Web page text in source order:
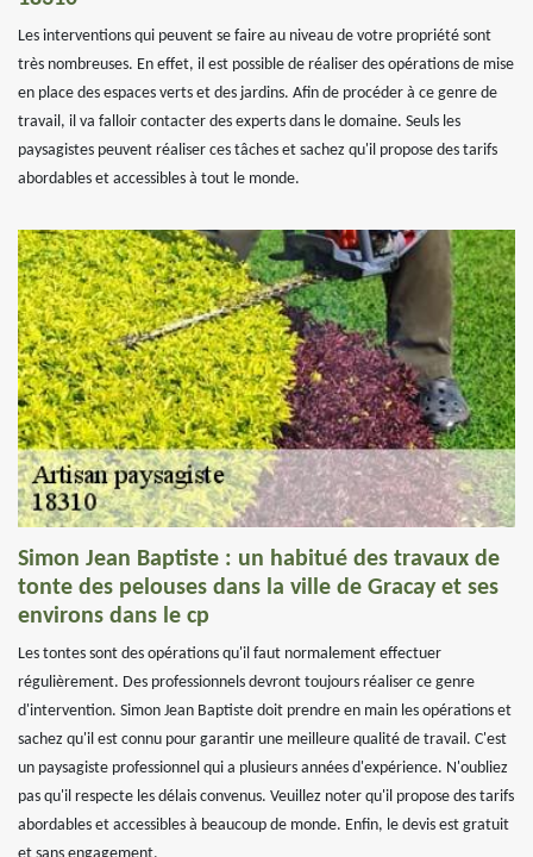
Les interventions qui peuvent se faire au niveau de votre propriété sont
très nombreuses. En effet, il est possible de réaliser des opérations de mise
en place des espaces verts et des jardins. Afin de procéder à ce genre de
travail, il va falloir contacter des experts dans le domaine. Seuls les
paysagistes peuvent réaliser ces tâches et sachez qu'il propose des tarifs
abordables et accessibles à tout le monde.
Simon Jean Baptiste : un habitué des travaux de
tonte des pelouses dans la ville de Gracay et ses
environs dans le cp
Les tontes sont des opérations qu'il faut normalement effectuer
régulièrement. Des professionnels devront toujours réaliser ce genre
d'intervention. Simon Jean Baptiste doit prendre en main les opérations et
sachez qu'il est connu pour garantir une meilleure qualité de travail. C'est
un paysagiste professionnel qui a plusieurs années d'expérience. N'oubliez
pas qu'il respecte les délais convenus. Veuillez noter qu'il propose des tarifs
abordables et accessibles à beaucoup de monde. Enfin, le devis est gratuit